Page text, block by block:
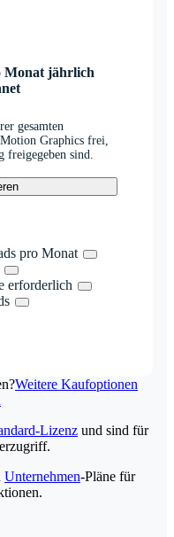
Monat jährlich
gesamten
Graphics frei,
freigegeben sind.
pro Monat
erforderlich
Weitere Kaufoptionen
Lizenz und sind für
Unternehmen-Pläne für